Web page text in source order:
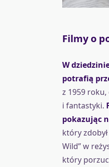
Filmy o
W
potrafią
z 1959 roku,
i fantastyki.
pokazując
który
Wild” w
który